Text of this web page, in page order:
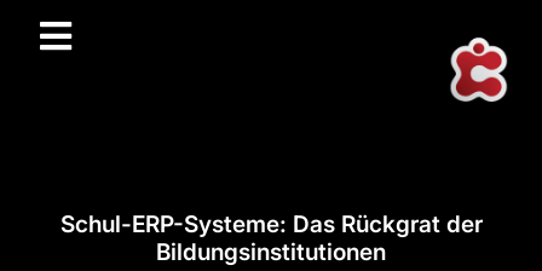
Schul-ERP-Systeme: Das Rückgrat der
Bildungsinstitutionen